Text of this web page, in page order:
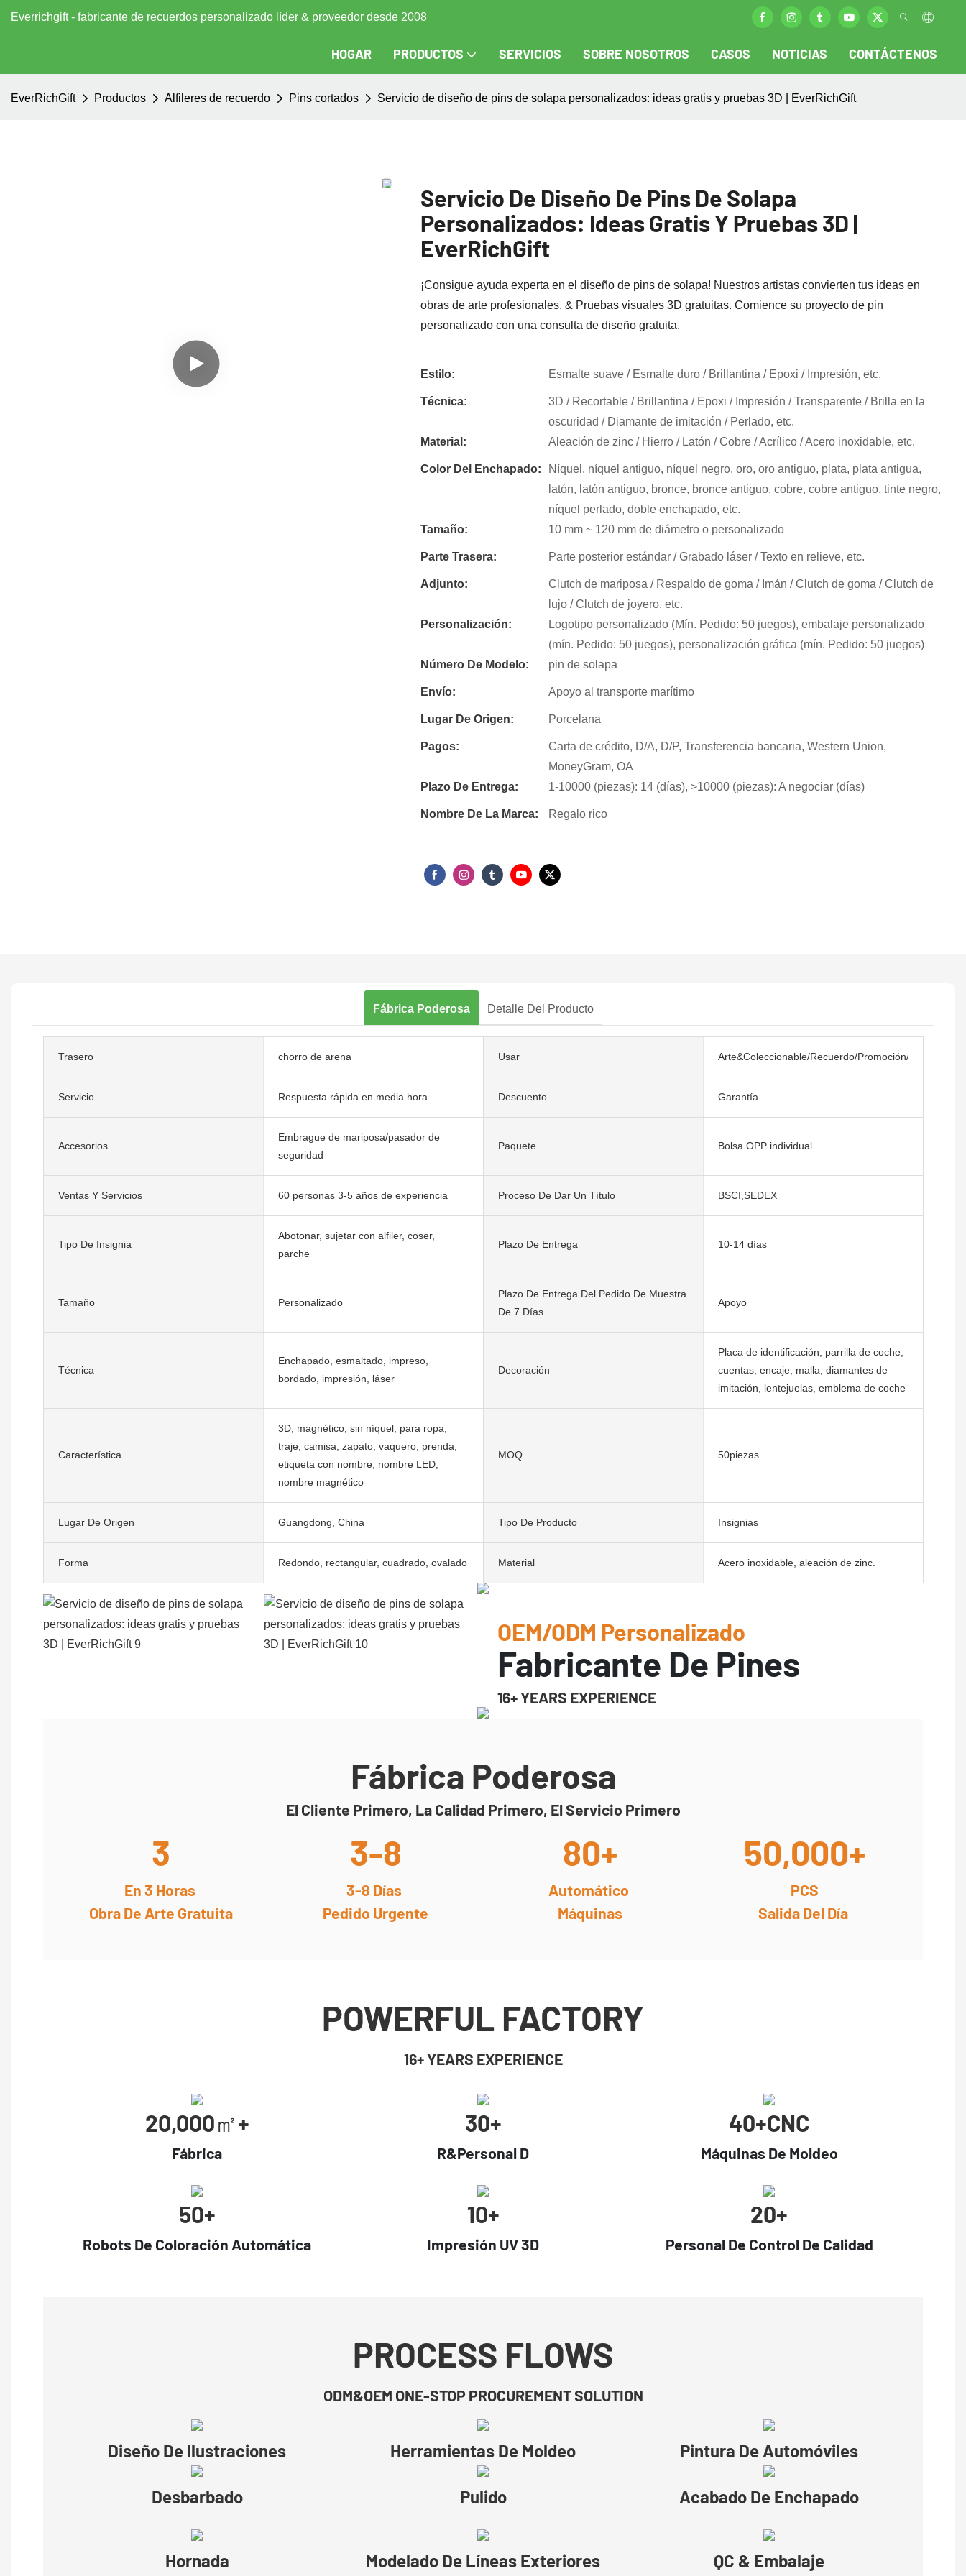
Everrichgift - fabricante de recuerdos personalizado líder & proveedor desde 2008
HOGAR PRODUCTOS SERVICIOS SOBRE NOSOTROS CASOS NOTICIAS CONTÁCTENOS
EverRichGift Productos Alfileres de recuerdo Pins cortados Servicio de diseño de pins de solapa personalizados: ideas gratis y pruebas 3D | EverRichGift
Servicio De Diseño De Pins De Solapa
Personalizados: Ideas Gratis Y Pruebas 3D |
EverRichGift
¡Consigue ayuda experta en el diseño de pins de solapa! Nuestros artistas convierten tus ideas en
obras de arte profesionales. & Pruebas visuales 3D gratuitas. Comience su proyecto de pin
personalizado con una consulta de diseño gratuita.
Estilo: Esmalte suave / Esmalte duro / Brillantina / Epoxi / Impresión, etc.
Técnica:
3D / Recortable / Brillantina / Epoxi / Impresión / Transparente / Brilla en la
oscuridad / Diamante de imitación / Perlado, etc.
Material:
Aleación de zinc / Hierro / Latón / Cobre / Acrílico / Acero inoxidable, etc.
Color Del Enchapado:
Níquel, níquel antiguo, níquel negro, oro, oro antiguo, plata, plata antigua,
latón, latón antiguo, bronce, bronce antiguo, cobre, cobre antiguo, tinte negro,
níquel perlado, doble enchapado, etc.
Tamaño:
10 mm ~ 120 mm de diámetro o personalizado
Parte Trasera: Parte posterior estándar / Grabado láser / Texto en relieve, etc.
Adjunto:
Clutch de mariposa / Respaldo de goma / Imán / Clutch de goma / Clutch de
lujo / Clutch de joyero, etc.
Personalización:
Logotipo personalizado (Mín. Pedido: 50 juegos), embalaje personalizado
(mín. Pedido: 50 juegos), personalización gráfica (mín. Pedido: 50 juegos)
Número De Modelo:
pin de solapa
Envío: Apoyo al transporte marítimo
Lugar De Origen: Porcelana
Pagos:
Carta de crédito, D/A, D/P, Transferencia bancaria, Western Union,
MoneyGram, OA
Plazo De Entrega:
1-10000 (piezas): 14 (días), >10000 (piezas): A negociar (días)
Nombre De La Marca: Regalo rico
Fábrica Poderosa Detalle Del Producto
Trasero chorro de arena Usar Arte&Coleccionable/Recuerdo/Promoción/Regalos
Servicio Respuesta rápida en media hora Descuento Garantía
Accesorios
Embrague de mariposa/pasador de
seguridad
Paquete Bolsa OPP individual
Ventas Y Servicios 60 personas 3-5 años de experiencia Proceso De Dar Un Título BSCI,SEDEX
Tipo De Insignia
Abotonar, sujetar con alfiler, coser,
parche
Plazo De Entrega 10-14 días
Tamaño Personalizado
Plazo De Entrega Del Pedido De Muestra
De 7 Días
Apoyo
Técnica
Enchapado, esmaltado, impreso,
bordado, impresión, láser
Decoración
Placa de identificación, parrilla de coche,
cuentas, encaje, malla, diamantes de
imitación, lentejuelas, emblema de coche
Característica
3D, magnético, sin níquel, para ropa,
traje, camisa, zapato, vaquero, prenda,
etiqueta con nombre, nombre LED,
nombre magnético
MOQ 50piezas
Lugar De Origen Guangdong, China Tipo De Producto Insignias
Forma Redondo, rectangular, cuadrado, ovalado Material Acero inoxidable, aleación de zinc.
OEM/ODM Personalizado
Fabricante De Pines
16+ YEARS EXPERIENCE
Fábrica Poderosa
El Cliente Primero, La Calidad Primero, El Servicio Primero
3
En 3 Horas
Obra De Arte Gratuita
3-8
3-8 Días
Pedido Urgente
80+
Automático
Máquinas
50,000+
PCS
Salida Del Día
POWERFUL FACTORY
16+ YEARS EXPERIENCE
20,000㎡+
Fábrica
30+
R&Personal D
40+cNC
Máquinas De Moldeo
50+
Robots De Coloración Automática
10+
Impresión UV 3D
20+
Personal De Control De Calidad
PROCESS FLOWS
ODM&OEM ONE-STOP PROCUREMENT SOLUTION
Diseño De Ilustraciones Herramientas De Moldeo Pintura De Automóviles
Desbarbado Pulido Acabado De Enchapado
Hornada Modelado De Líneas Exteriores QC & Embalaje